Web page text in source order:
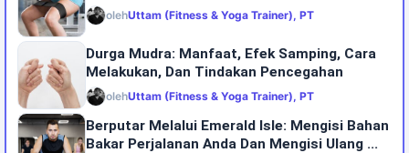
olehUttam (Fitness & Yoga Trainer), PT
Durga Mudra: Manfaat, Efek Samping, Cara
Melakukan, Dan Tindakan Pencegahan
olehUttam (Fitness & Yoga Trainer), PT
Berputar Melalui Emerald Isle: Mengisi Bahan
Bakar Perjalanan Anda Dan Mengisi Ulang ...